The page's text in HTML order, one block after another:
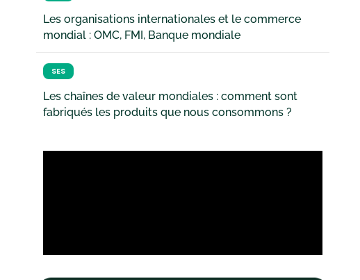
Les organisations internationales et le commerce
mondial : OMC, FMI, Banque mondiale
SES
Les chaînes de valeur mondiales : comment sont
fabriqués les produits que nous consommons ?